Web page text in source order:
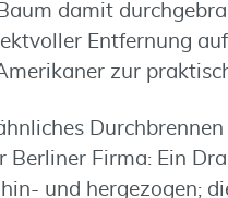
damit
Entfernung
zur
Berliner Firma: Ein
und hergezogen;